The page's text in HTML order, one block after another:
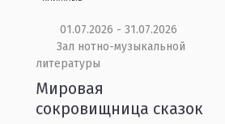
01.07.2026 - 31.07.2026
Зал нотно-музыкальной
литературы
Мировая
сокровищница сказок